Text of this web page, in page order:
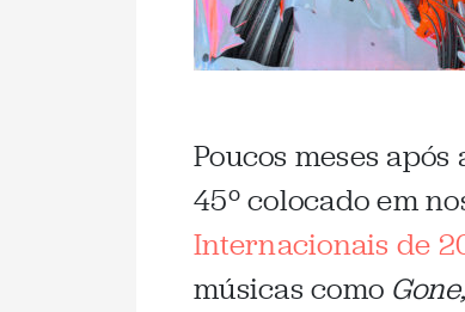
Poucos meses
45º colocado em
Internacionais de
músicas como